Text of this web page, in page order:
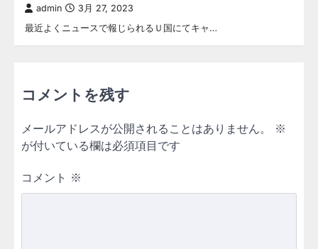
admin 3月 27, 2023
最近よくニュースで報じられるＵ国にてキャ…
コメントを残す
メールアドレスが公開されることはありません。
※
が付いている欄は必須項目です
コメント ※